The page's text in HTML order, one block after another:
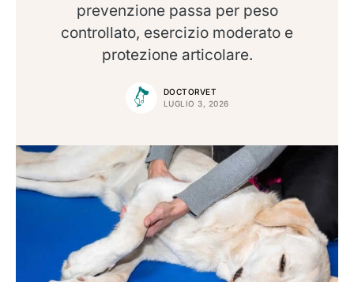
prevenzione passa per peso
controllato, esercizio moderato e
protezione articolare.
DOCTORVET
LUGLIO 3, 2026